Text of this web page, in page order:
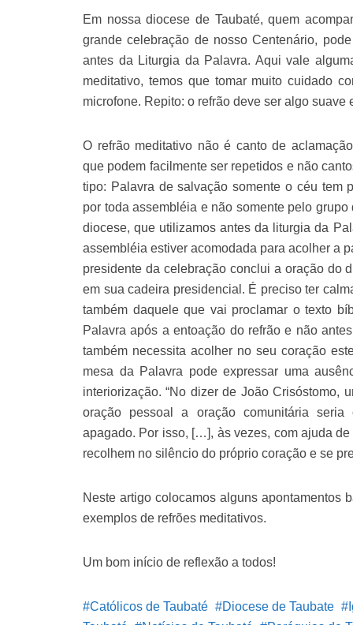
Em nossa diocese de Taubaté, quem
grande celebração de nosso Centenário,
antes da Liturgia da Palavra. Aqui vale
meditativo, temos que tomar muito cuidado
microfone. Repito: o refrão deve ser algo suave
O refrão meditativo não é canto de
que podem facilmente ser repetidos e não
tipo: Palavra de salvação somente o céu tem
por toda assembléia e não somente pelo
diocese, que utilizamos antes da liturgia da
assembléia estiver acomodada para acolher a
presidente da celebração conclui a oração do
em sua cadeira presidencial. É preciso ter
também daquele que vai proclamar o texto
Palavra após a entoação do refrão e não
também necessita acolher no seu coração
mesa da Palavra pode expressar uma
interiorização. “No dizer de João Crisóstomo,
oração pessoal a oração comunitária
apagado. Por isso, […], às vezes, com ajuda
recolhem no silêncio do próprio coração e se
Neste artigo colocamos alguns apontamentos
exemplos de refrões meditativos.
Um bom início de reflexão a todos!
Católicos de Taubaté Diocese de Taubate